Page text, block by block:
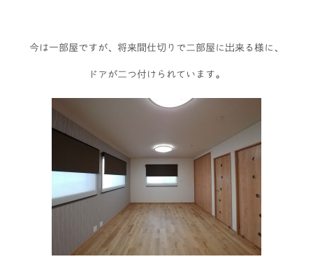
今は一部屋ですが、将来間仕切りで二部屋に出来る様に、
ドアが二つ付けられています。